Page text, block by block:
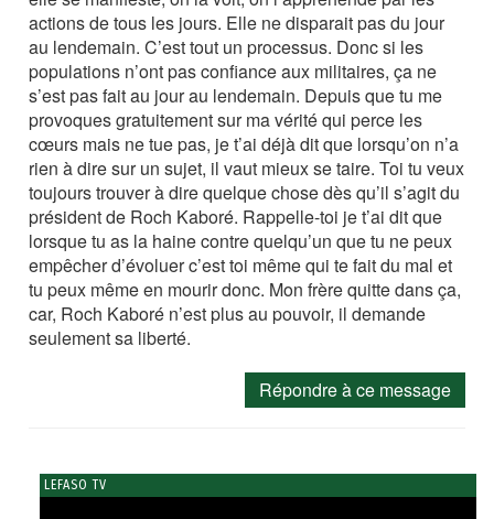
actions de tous les jours. Elle ne disparait pas du jour
au lendemain. C’est tout un processus. Donc si les
populations n’ont pas confiance aux militaires, ça ne
s’est pas fait au jour au lendemain. Depuis que tu me
provoques gratuitement sur ma vérité qui perce les
cœurs mais ne tue pas, je t’ai déjà dit que lorsqu’on n’a
rien à dire sur un sujet, il vaut mieux se taire. Toi tu veux
toujours trouver à dire quelque chose dès qu’il s’agit du
président de Roch Kaboré. Rappelle-toi je t’ai dit que
lorsque tu as la haine contre quelqu’un que tu ne peux
empêcher d’évoluer c’est toi même qui te fait du mal et
tu peux même en mourir donc. Mon frère quitte dans ça,
car, Roch Kaboré n’est plus au pouvoir, il demande
seulement sa liberté.
Répondre à ce message
LEFASO TV